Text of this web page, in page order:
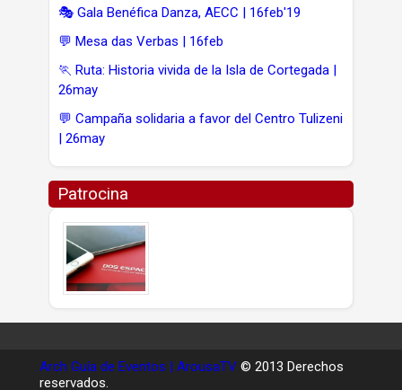
🎭 Gala Benéfica Danza, AECC | 16feb'19
💬 Mesa das Verbas | 16feb
🏃 Ruta: Historia vivida de la Isla de Cortegada |
26may
💬 Campaña solidaria a favor del Centro Tulizeni
| 26may
Patrocina
Arch Guía de Eventos | ArousaTV © 2013 Derechos
reservados.